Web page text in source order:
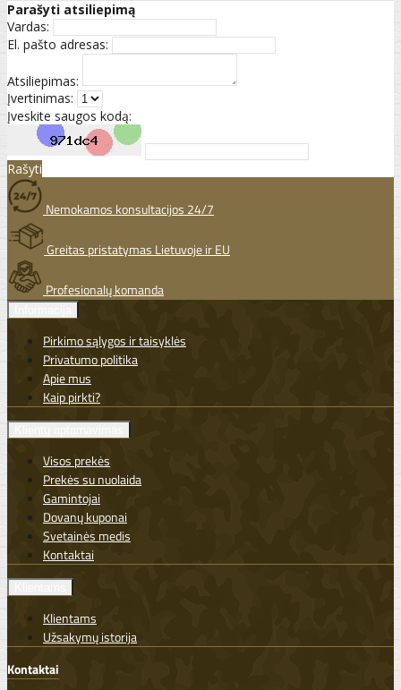
Parašyti atsiliepimą
Vardas:
El. pašto adresas:
Atsiliepimas:
Įvertinimas:
Įveskite saugos kodą:
Rašyti
Nemokamos konsultacijos 24/7
Greitas pristatymas Lietuvoje ir EU
Profesionalų komanda
Pirkimo sąlygos ir taisyklės
Privatumo politika
Apie mus
Kaip pirkti?
Visos prekės
Prekės su nuolaida
Gamintojai
Dovanų kuponai
Svetainės medis
Kontaktai
Klientams
Užsakymų istorija
Kontaktai